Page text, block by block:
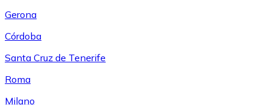
Gerona
Córdoba
Santa Cruz de Tenerife
Roma
Milano